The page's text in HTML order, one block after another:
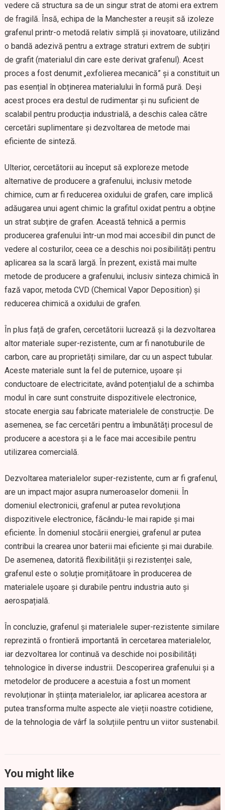
vedere că structura sa de un singur strat de atomi era extrem
de fragilă. Însă, echipa de la Manchester a reușit să izoleze
grafenul printr-o metodă relativ simplă și inovatoare, utilizând
o bandă adezivă pentru a extrage straturi extrem de subțiri
de grafit (materialul din care este derivat grafenul). Acest
proces a fost denumit „exfolierea mecanică” și a constituit un
pas esențial în obținerea materialului în formă pură. Deși
acest proces era destul de rudimentar și nu suficient de
scalabil pentru producția industrială, a deschis calea către
cercetări suplimentare și dezvoltarea de metode mai
eficiente de sinteză.
Ulterior, cercetătorii au început să exploreze metode
alternative de producere a grafenului, inclusiv metode
chimice, cum ar fi reducerea oxidului de grafen, care implică
adăugarea unui agent chimic la grafitul oxidat pentru a obține
un strat subțire de grafen. Această tehnică a permis
producerea grafenului într-un mod mai accesibil din punct de
vedere al costurilor, ceea ce a deschis noi posibilități pentru
aplicarea sa la scară largă. În prezent, există mai multe
metode de producere a grafenului, inclusiv sinteza chimică în
fază vapor, metoda CVD (Chemical Vapor Deposition) și
reducerea chimică a oxidului de grafen.
În plus față de grafen, cercetătorii lucrează și la dezvoltarea
altor materiale super-rezistente, cum ar fi nanotuburile de
carbon, care au proprietăți similare, dar cu un aspect tubular.
Aceste materiale sunt la fel de puternice, ușoare și
conductoare de electricitate, având potențialul de a schimba
modul în care sunt construite dispozitivele electronice,
stocate energia sau fabricate materialele de construcție. De
asemenea, se fac cercetări pentru a îmbunătăți procesul de
producere a acestora și a le face mai accesibile pentru
utilizarea comercială.
Dezvoltarea materialelor super-rezistente, cum ar fi grafenul,
are un impact major asupra numeroaselor domenii. În
domeniul electronicii, grafenul ar putea revoluționa
dispozitivele electronice, făcându-le mai rapide și mai
eficiente. În domeniul stocării energiei, grafenul ar putea
contribui la crearea unor baterii mai eficiente și mai durabile.
De asemenea, datorită flexibilității și rezistenței sale,
grafenul este o soluție promițătoare în producerea de
materialele ușoare și durabile pentru industria auto și
aerospațială.
În concluzie, grafenul și materialele super-rezistente similare
reprezintă o frontieră importantă în cercetarea materialelor,
iar dezvoltarea lor continuă va deschide noi posibilități
tehnologice în diverse industrii. Descoperirea grafenului și a
metodelor de producere a acestuia a fost un moment
revoluționar în știința materialelor, iar aplicarea acestora ar
putea transforma multe aspecte ale vieții noastre cotidiene,
de la tehnologia de vârf la soluțiile pentru un viitor sustenabil.
You might like